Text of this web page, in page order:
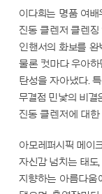
이다희는 명품 여
진동 클렌저 클렌징
인핸서의 화보를
물론 컷마다 우아하
탄성을 자아냈다.
무결점 민낯의 비결
진동 클렌저에 대한
아모레퍼시픽 메이
자신감 넘치는 태도
지향하는 아름다움